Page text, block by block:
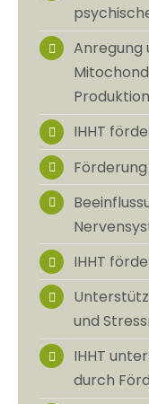
Anregung
IHHT
IHHT
und
IHHT
durch